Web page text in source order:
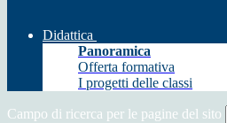
Didattica
Panoramica
Offerta formativa
I progetti delle classi
Campo di ricerca per le pagine del sito